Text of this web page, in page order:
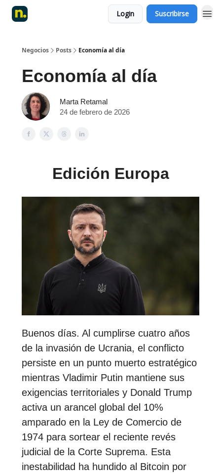
Login Suscribirse
Negocios Posts Economía al día
Economía al día
Marta Retamal
24 de febrero de 2026
Edición Europa
Buenos días. Al cumplirse cuatro años
de la invasión de Ucrania, el conflicto
persiste en un punto muerto estratégico
mientras Vladimir Putin mantiene sus
exigencias territoriales y Donald Trump
activa un arancel global del 10%
amparado en la Ley de Comercio de
1974 para sortear el reciente revés
judicial de la Corte Suprema. Esta
inestabilidad ha hundido al Bitcoin por